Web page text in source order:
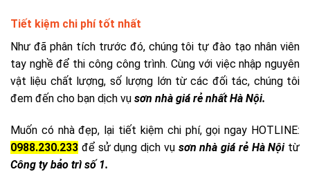
Tiết kiệm chi phí tốt nhất
Như đã phân tích trước đó, chúng tôi tự đào tạo nhân viên
tay nghề để thi công công trình. Cùng với việc nhập nguyên
vật liệu chất lượng, số lượng lớn từ các đối tác, chúng tôi
đem đến cho bạn dịch vụ sơn nhà giá rẻ nhất Hà Nội.
Muốn có nhà đẹp, lại tiết kiệm chi phí, gọi ngay HOTLINE:
0988.230.233 để sử dụng dịch vụ sơn nhà giá rẻ Hà Nộitừ
Công ty bảo trì số 1.